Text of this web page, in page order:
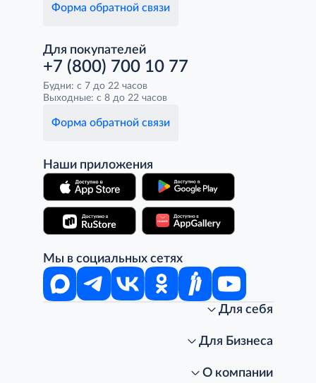
Форма обратной связи
Для покупателей
+7 (800) 700 10 77
Будни: с 7 до 22 часов
Выходные: с 8 до 22 часов
Форма обратной связи
Наши приложения
Мы в социальных сетях
Для себя
Стань клиентом METRO
Для Бизнеса
О компании